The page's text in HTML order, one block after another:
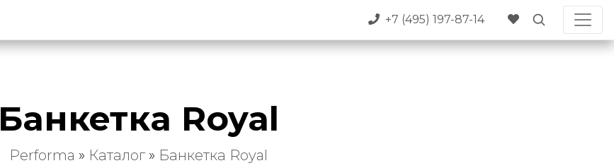
+7 (495) 197-87-14
Банкетка Royal
Performa » Каталог » Банкетка Royal